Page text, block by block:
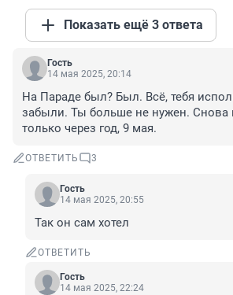
Показать ещё 3 ответа
Гость
14 мая 2025, 20:14
На Параде был? Был. Всё, тебя
забыли. Ты больше не нужен. Снова
только через год, 9 мая.
ОТВЕТИТЬ 3
Гость
14 мая 2025, 20:55
Так он сам хотел
ОТВЕТИТЬ
Гость
14 мая 2025, 22:24